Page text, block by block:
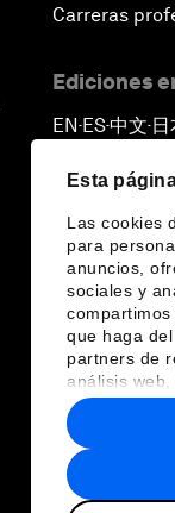
Esta
Las cookies
para
anuncios,
sociales y
que haga
partners de
análisis
combinarla
haya
recopilado a
hecho de
Carreras
Ediciones
EN ▪ ES▪中文▪